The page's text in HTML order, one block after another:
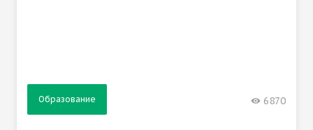
Образование 6870